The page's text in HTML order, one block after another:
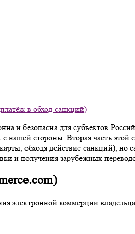
в обход санкций)
и безопасна для субъектов
стороны. Вторая часть этой
обходя действие санкций), но
и получения зарубежных
электронной коммерции